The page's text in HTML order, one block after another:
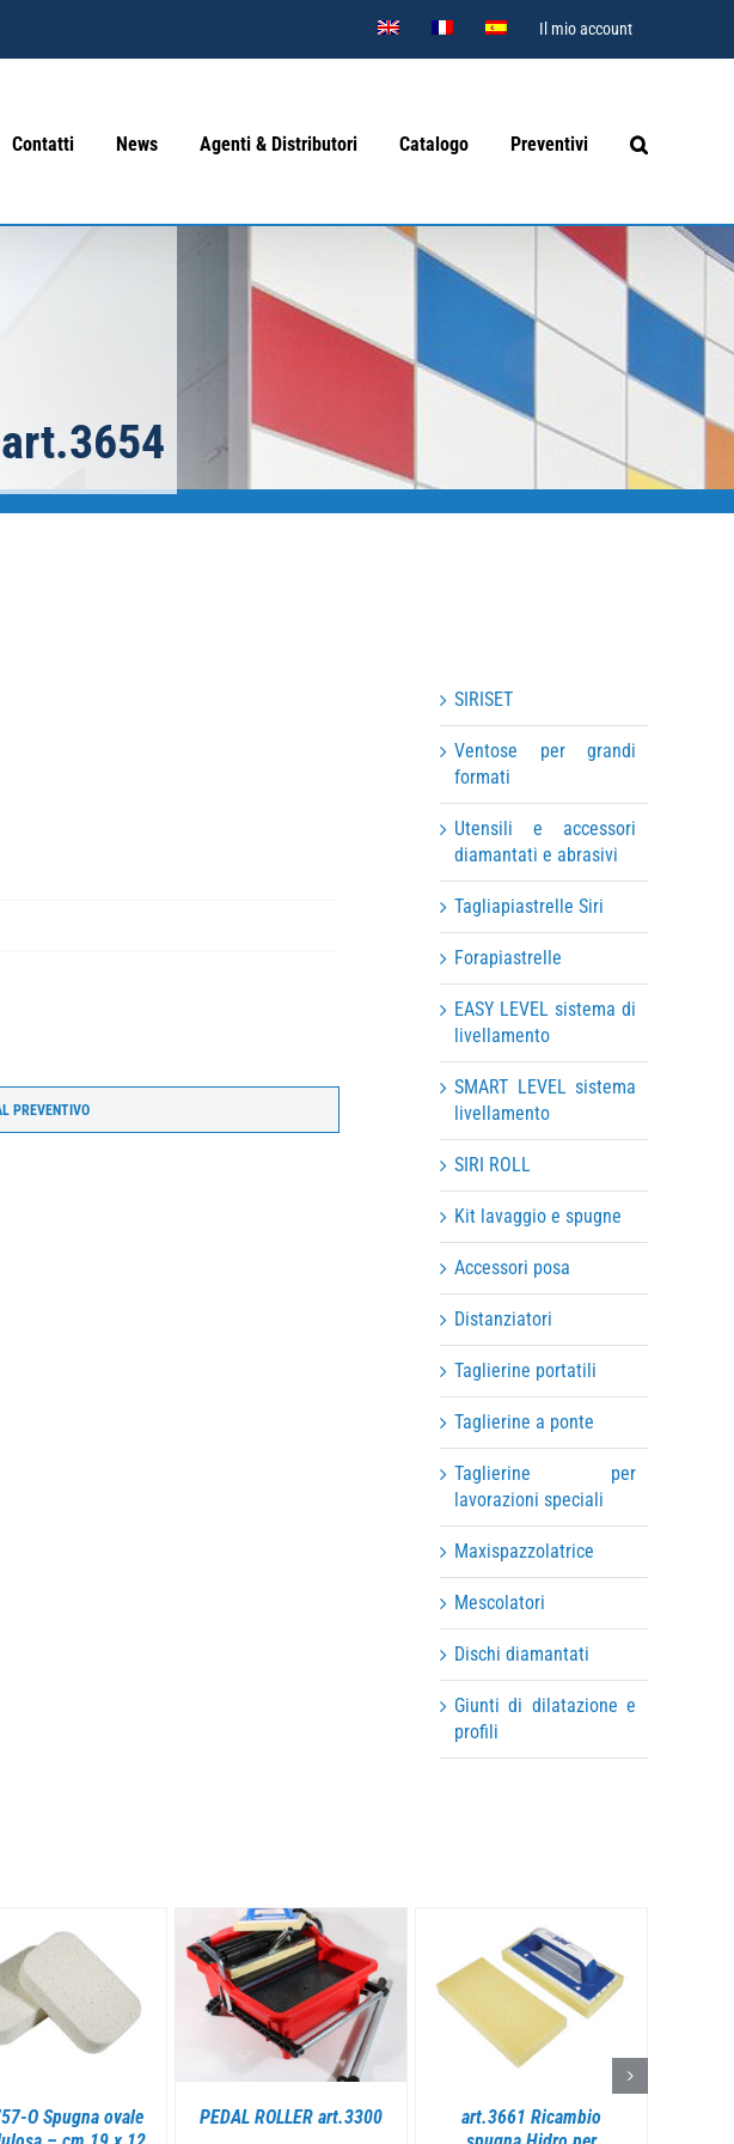
Il mio account
Contatti News Agenti & Distributori Catalogo Preventivi
PREVENTIVO
SIRISET
Ventose per grandi
formati
Utensili e accessori
diamantati e abrasivi
Tagliapiastrelle Siri
Forapiastrelle
EASY LEVEL sistema di
livellamento
SMART LEVEL sistema
livellamento
SIRI ROLL
Kit lavaggio e spugne
Accessori posa
Distanziatori
Taglierine portatili
Taglierine a ponte
Taglierine per
lavorazioni speciali
Maxispazzolatrice
Mescolatori
Dischi diamantati
Giunti di dilatazione e
profili
O Spugna ovale
DETTAGLI
PEDAL ROLLER art.3300
DETTAGLI
art.3661 Ricambio
DETTAGLI